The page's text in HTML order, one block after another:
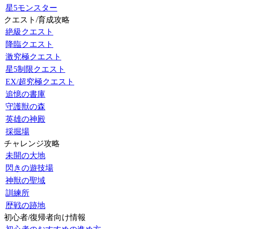
星5モンスター
クエスト/育成攻略
絶級クエスト
降臨クエスト
激究極クエスト
星5制限クエスト
EX/超究極クエスト
追憶の書庫
守護獣の森
英雄の神殿
採掘場
チャレンジ攻略
未開の大地
閃きの遊技場
神獣の聖域
訓練所
歴戦の跡地
初心者/復帰者向け情報